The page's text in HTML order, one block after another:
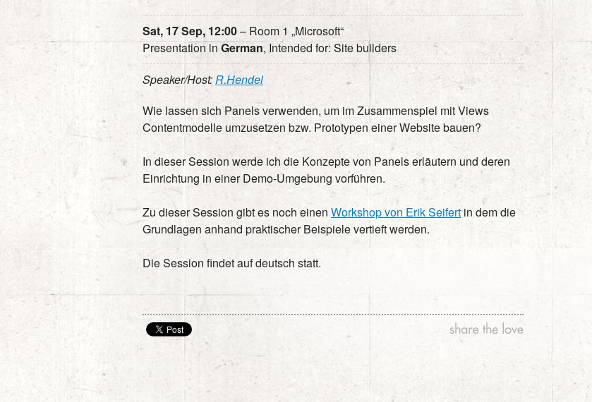
Sat, 17 Sep, 12:00– Room 1 „Microsoft“
Presentation inGerman, Intended for: Site builders
Speaker/Host:R.Hendel
Wie lassen sich Panels verwenden, um im Zusammenspiel mit Views
Contentmodelle umzusetzen bzw. Prototypen einer Website bauen?
In dieser Session werde ich die Konzepte von Panels erläutern und deren
Einrichtung in einer Demo-Umgebung vorführen.
Zu dieser Session gibt es noch einen Workshop von Erik Seifertin dem die
Grundlagen anhand praktischer Beispiele vertieft werden.
Die Session findet auf deutsch statt.